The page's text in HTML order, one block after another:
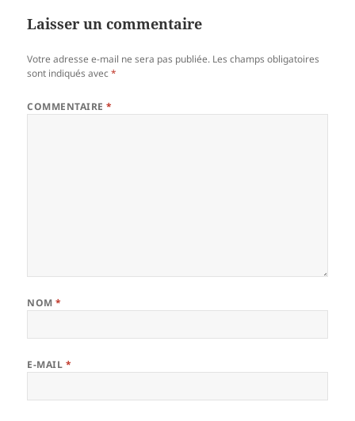
Laisser un commentaire
Votre adresse e-mail ne sera pas publiée. Les champs obligatoires
sont indiqués avec*
COMMENTAIRE*
NOM*
E-MAIL *